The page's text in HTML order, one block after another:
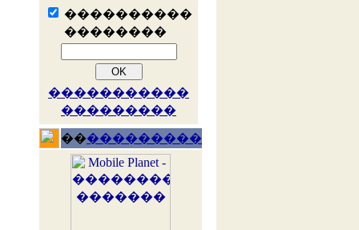
����������
��������
�����������
���������
�����������